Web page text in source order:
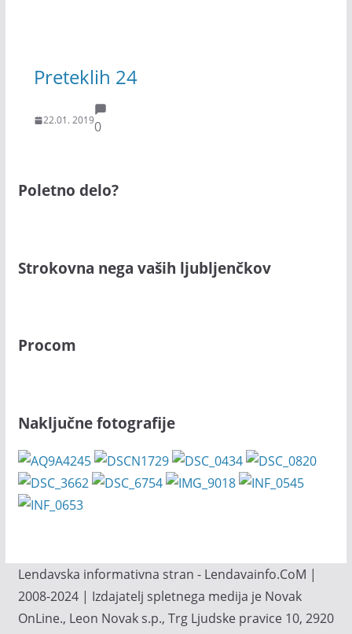
Preteklih 24
22.01. 20190
Poletno delo?
Strokovna nega vaših ljubljenčkov
Procom
Naključne fotografije
Lendavska informativna stran - Lendavainfo.CoM |
2008-2024 | Izdajatelj spletnega medija je Novak
OnLine., Leon Novak s.p., Trg Ljudske pravice 10, 2920